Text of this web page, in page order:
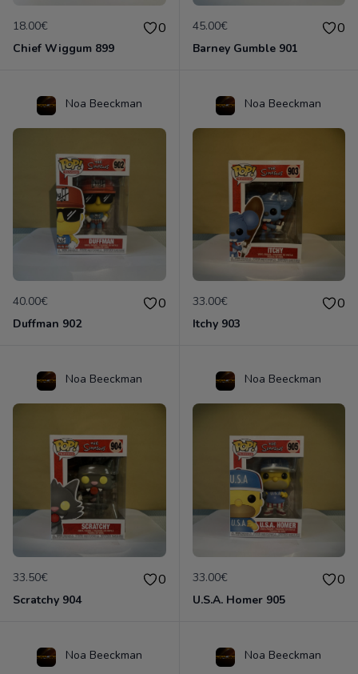
18.00€ 0
Chief Wiggum 899
45.00€ 0
Barney Gumble 901
Noa Beeckman
40.00€ 0
Duffman 902
Noa Beeckman
33.00€ 0
Itchy 903
Noa Beeckman
33.50€ 0
Scratchy 904
Noa Beeckman
33.00€ 0
U.S.A. Homer 905
Noa Beeckman Noa Beeckman